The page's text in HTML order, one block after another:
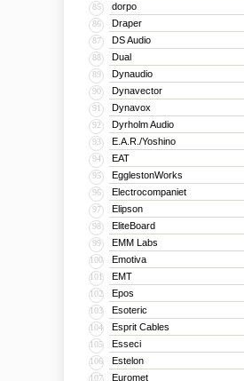
85 dorpo
86 Draper
87 DS Audio
88 Dual
89 Dynaudio
90 Dynavector
91 Dynavox
92 Dyrholm Audio
93 E.A.R./Yoshino
94 EAT
95 EgglestonWorks
96 Electrocompaniet
97 Elipson
98 EliteBoard
99 EMM Labs
100 Emotiva
101 EMT
102 Epos
103 Esoteric
104 Esprit Cables
105 Esseci
106 Estelon
107 Euromet